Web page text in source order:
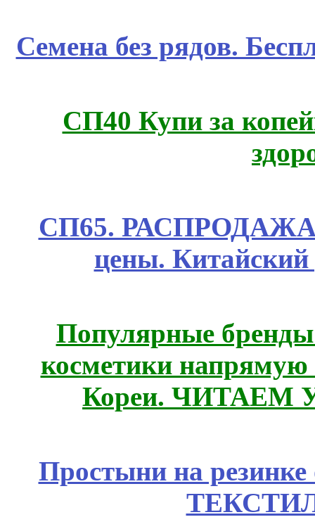
Семена без рядов.
СП40 Купи за
СП65. РАСПРОДАЖА!
цены.
Популярные
косметики
Кореи. ЧИТАЕМ
Простыни на